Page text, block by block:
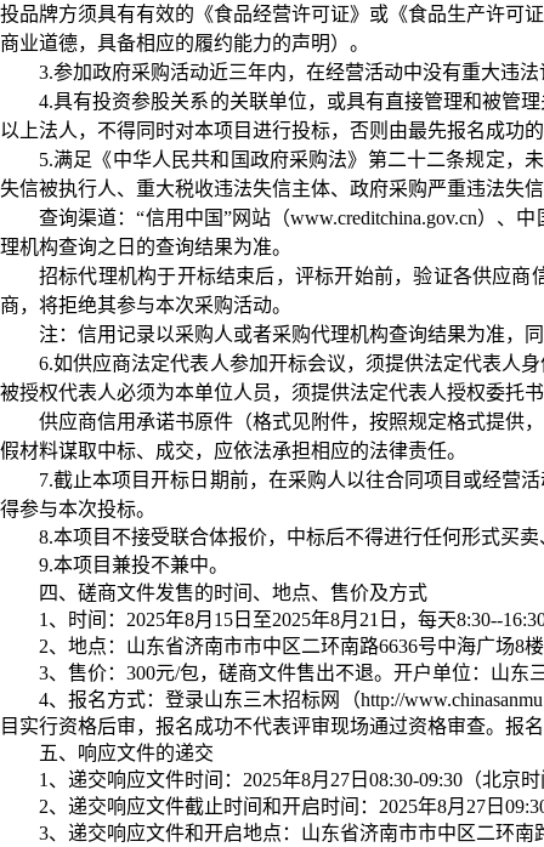
投品牌方须具有有效的《食品经营许可证》或《食品生产许可
商业道德，具备相应的履约能力的声明）。
3.参加政府采购活动近三年内，在经营活动中没有重大违
4.具有投资参股关系的关联单位，或具有直接管理和被管
以上法人，不得同时对本项目进行投标，否则由最先报名成功
5.满足 《中华人民共和国政府采购法》第二十二条规定，
失信被执行人、重大税收违法失信主体、政府采购严重违法失
查询渠道：“信用中国”网站（www.creditchina.gov.cn）、
理机构查询之日的查询结果为准。
招标代理机构于开标结束后，评标开始前，验证各供应
商，将拒绝其参与本次采购活动。
注：信用记录以采购人或者采购代理机构查询结果为准，
6.如供应商法定代表人参加开标会议，须提供法定代表人
被授权代表人必须为本单位人员，须提供法定代表人授权委托
供应商信用承诺书原件（格式见附件，按照规定格式提供
假材料谋取中标、成交，应依法承担相应的法律责任。
7.截止本项目开标日期前，在采购人以往合同项目或经营
得参与本次投标。
8.本项目不接受联合体报价，中标后不得进行任何形式买
9.本项目兼投不兼中。
四、磋商文件发售的时间、地点、售价及方式
1、时间：2025年8月15 日至2025年8月21 日，每天8:30--1
2、地点：山东省济南市市中区二环南路6636号中海广场8
3、售价：300元/包，磋商文件售出不退。开户单位：山东
4、报名方式：登录山东三木招标网（http://
目实行资格后审，报名成功不代表评审现场通过资格审查。报
五、响应文件的递交
1、递交响应文件时间： 2025年8月27日08:30-09:30（北京
2、递交响应文件截止时间和开启时间： 2025年8月27日
3、递交响应文件和开启地点：山东省济南市市中区二环南